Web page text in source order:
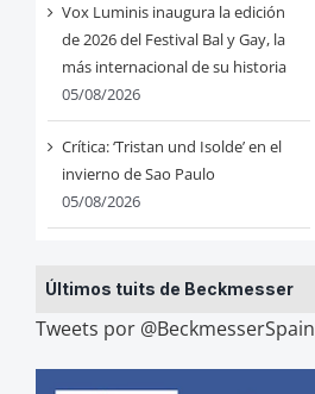
Vox Luminis inaugura la edición
de 2026 del Festival Bal y Gay, la
más internacional de su historia
05/08/2026
Crítica: ‘Tristan und Isolde’ en el
invierno de Sao Paulo
05/08/2026
Últimos tuits de Beckmesser
Tweets por @BeckmesserSpain